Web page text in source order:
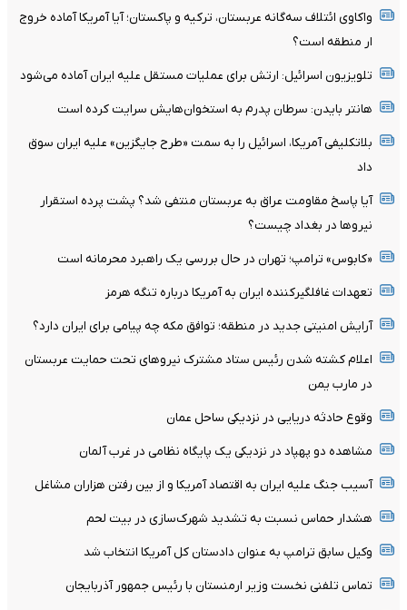
واکاوی ائتلاف سه‌گانه عربستان، ترکیه و پاکستان؛ آیا آمریکا آماده خروج
ار منطقه است؟
تلویزیون اسرائیل: ارتش برای عملیات مستقل علیه ایران آماده می‌شود
هانتر بایدن: سرطان پدرم به استخوان‌هایش سرایت کرده است
بلاتکلیفی آمریکا، اسرائیل را به سمت «طرح جایگزین» علیه ایران سوق
داد
آیا پاسخ مقاومت عراق به عربستان منتفی شد؟ پشت پرده استقرار
نیروها در بغداد چیست؟
«کابوس» ترامپ؛ تهران در حال بررسی یک راهبرد محرمانه است
تعهدات غافلگیرکننده ایران به آمریکا درباره تنگه هرمز
آرایش امنیتی جدید در منطقه؛ توافق مکه چه پیامی برای ایران دارد؟
اعلام کشته شدن رئیس ستاد مشترک نیروهای تحت حمایت عربستان
در مارب یمن
وقوع حادثه دریایی در نزدیکی ساحل عمان
مشاهده دو پهپاد در نزدیکی یک پایگاه نظامی در غرب آلمان
آسیب جنگ علیه ایران به اقتصاد آمریکا و از بین رفتن هزاران مشاغل
هشدار حماس نسبت به تشدید شهرک‌سازی در بیت‌ لحم
وکیل سابق ترامپ به عنوان دادستان کل آمریکا انتخاب شد
تماس تلفنی نخست وزیر ارمنستان با رئیس جمهور آذربایجان